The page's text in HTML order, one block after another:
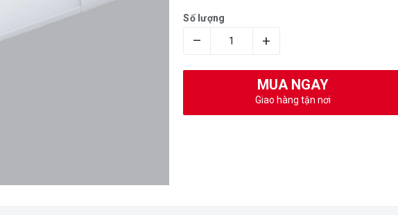
Số lượng
– +
MUA NGAY
Giao hàng tận nơi